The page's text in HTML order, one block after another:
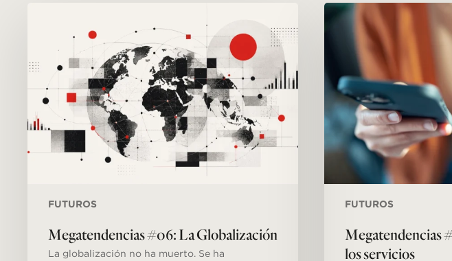
FUTUROS
Megatendencias #06: La Globalización
La globalización no ha muerto. Se ha
FUTUROS
Megatendencias
La
servicios
Megatendencias
los servicios